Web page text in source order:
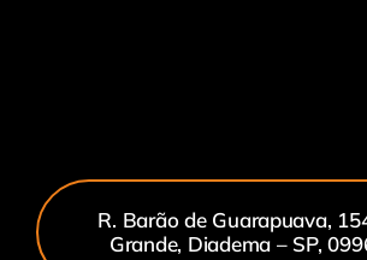
R. Barão de Guarapuava,
Grande, Diadema – SP,